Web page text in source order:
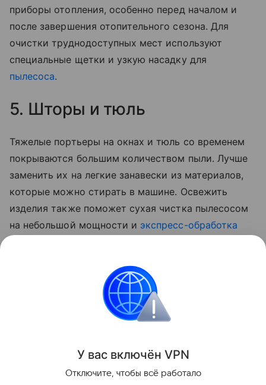
приборы отопления, особенно перед началом и
после завершения отопительного сезона. Для
очистки труднодоступных мест используют
специальные щетки и узкую насадку для
пылесоса.
5. Шторы и тюль
Тяжелые портьеры на окнах и тюль со временем
покрываются большим количеством пыли. Лучше
заменить их на легкие занавески из материалов,
которые можно стирать в машине. Освежить
изделия также поможет сухая чистка пылесосом
на небольшой мощности и экспресс-обработка
поможет удалить загрязнения и избавиться от
вредоносных бактерий и пылевых клещей.
У вас включён VPN
Отключите, чтобы всё работало